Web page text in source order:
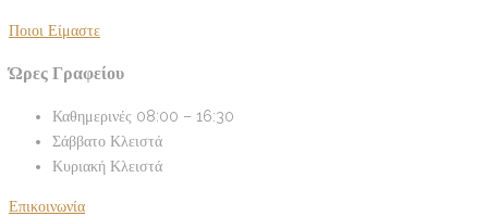
Ποιοι Είμαστε
Ώρες Γραφείου
Καθημερινές 08:00 – 16:30
Σάββατο Κλειστά
Κυριακή Κλειστά
Επικοινωνία